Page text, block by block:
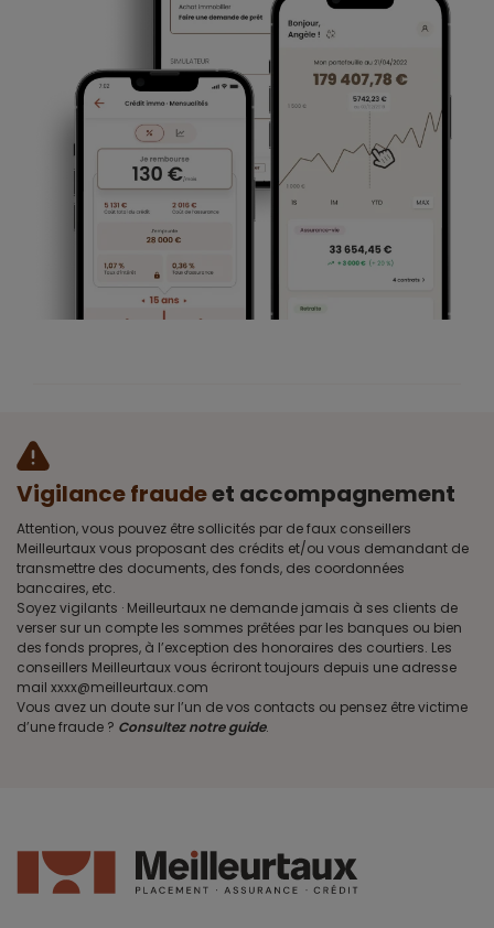
Vigilance fraudeet accompagnement
Attention, vous pouvez être sollicités par de faux conseillers
Meilleurtaux vous proposant des crédits et/ou vous demandant de
transmettre des documents, des fonds, des coordonnées
bancaires, etc.
Soyez vigilants · Meilleurtaux ne demande jamais à ses clients de
verser sur un compte les sommes prêtées par les banques ou bien
des fonds propres, à l’exception des honoraires des courtiers. Les
conseillers Meilleurtaux vous écriront toujours depuis une adresse
mail xxxx@meilleurtaux.com
Vous avez un doute sur l’un de vos contacts ou pensez être victime
d’une fraude ? Consultez notre guide.